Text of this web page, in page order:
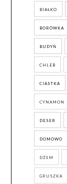
BIAŁKO
BORÓWKA
BUDYŃ
CHLEB
CIASTKA
CYNAMON
DESER
DOMOWO
DŻEM
GRUSZKA